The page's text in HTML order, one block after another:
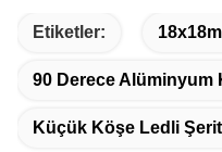
Etiketler:
90 Derece Alüminyum
Küçük Köşe Ledli